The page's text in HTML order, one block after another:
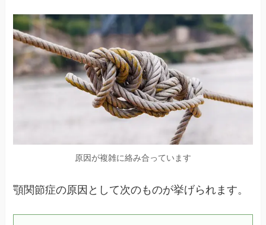
原因が複雑に絡み合っています
顎関節症の原因として次のものが挙げられます。